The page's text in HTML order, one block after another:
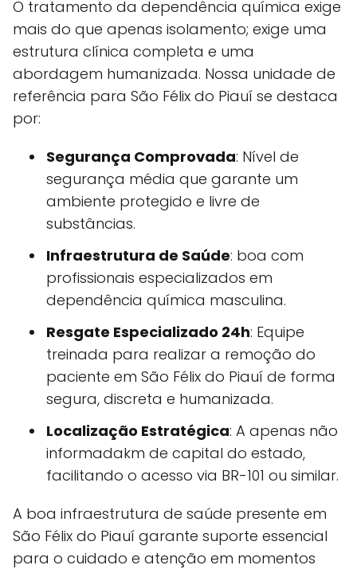
O tratamento da dependência química exige
mais do que apenas isolamento; exige uma
estrutura clínica completa e uma
abordagem humanizada. Nossa unidade de
referência para São Félix do Piauí se destaca
por:
Segurança Comprovada: Nível de
segurança média que garante um
ambiente protegido e livre de
substâncias.
Infraestrutura de Saúde: boa com
profissionais especializados em
dependência química masculina.
Resgate Especializado 24h: Equipe
treinada para realizar a remoção do
paciente em São Félix do Piauí de forma
segura, discreta e humanizada.
Localização Estratégica: A apenas não
informadakm de capital do estado,
facilitando o acesso via BR-101 ou similar.
A boa infraestrutura de saúde presente em
São Félix do Piauí garante suporte essencial
para o cuidado e atenção em momentos